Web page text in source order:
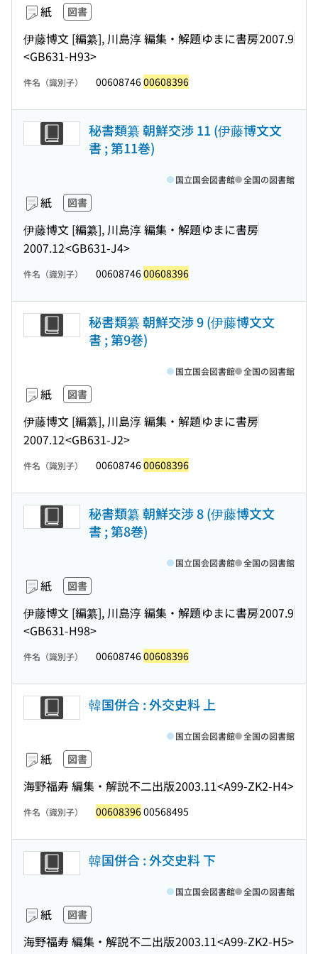
紙 図書
伊藤博文 [編纂], 川島淳 編集・解題ゆまに書房2007.9
<GB631-H93>
件名（識別子） 0060874600608396
秘書類纂 朝鮮交渉 11 (伊藤博文文
書 ; 第11巻)
紙 図書
伊藤博文 [編纂], 川島淳 編集・解題ゆまに書房
2007.12<GB631-J4>
国立国会図書館 全国の図書館
件名（識別子） 0060874600608396
秘書類纂 朝鮮交渉 9 (伊藤博文文
書 ; 第9巻)
紙 図書
伊藤博文 [編纂], 川島淳 編集・解題ゆまに書房
2007.12<GB631-J2>
国立国会図書館 全国の図書館
件名（識別子） 0060874600608396
秘書類纂 朝鮮交渉 8 (伊藤博文文
書 ; 第8巻)
紙 図書
伊藤博文 [編纂], 川島淳 編集・解題ゆまに書房2007.9
<GB631-H98>
国立国会図書館 全国の図書館
件名（識別子） 0060874600608396
韓国併合 : 外交史料 上
紙 図書
海野福寿 編集・解説不二出版2003.11<A99-ZK2-H4>
国立国会図書館 全国の図書館
件名（識別子） 0060839600568495
韓国併合 : 外交史料 下
紙 図書
海野福寿 編集・解説不二出版2003.11<A99-ZK2-H5>
国立国会図書館 全国の図書館